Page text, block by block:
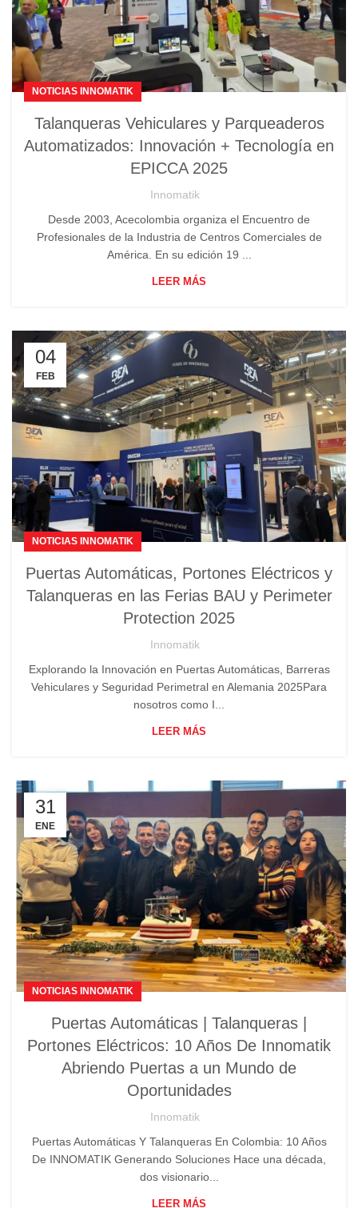
NOTICIAS INNOMATIK
Talanqueras Vehiculares y Parqueaderos
Automatizados: Innovación + Tecnología en
EPICCA 2025
Innomatik
Desde 2003, Acecolombia organiza el Encuentro de
Profesionales de la Industria de Centros Comerciales de
América. En su edición 19 ...
LEER MÁS
04
FEB
NOTICIAS INNOMATIK
Puertas Automáticas, Portones Eléctricos y
Talanqueras en las Ferias BAU y Perimeter
Protection 2025
Innomatik
Explorando la Innovación en Puertas Automáticas, Barreras
Vehiculares y Seguridad Perimetral en Alemania 2025Para
nosotros como I...
LEER MÁS
31
ENE
NOTICIAS INNOMATIK
Puertas Automáticas | Talanqueras |
Portones Eléctricos: 10 Años De Innomatik
Abriendo Puertas a un Mundo de
Oportunidades
Innomatik
Puertas Automáticas Y Talanqueras En Colombia: 10 Años
De INNOMATIK Generando Soluciones Hace una década,
dos visionario...
LEER MÁS